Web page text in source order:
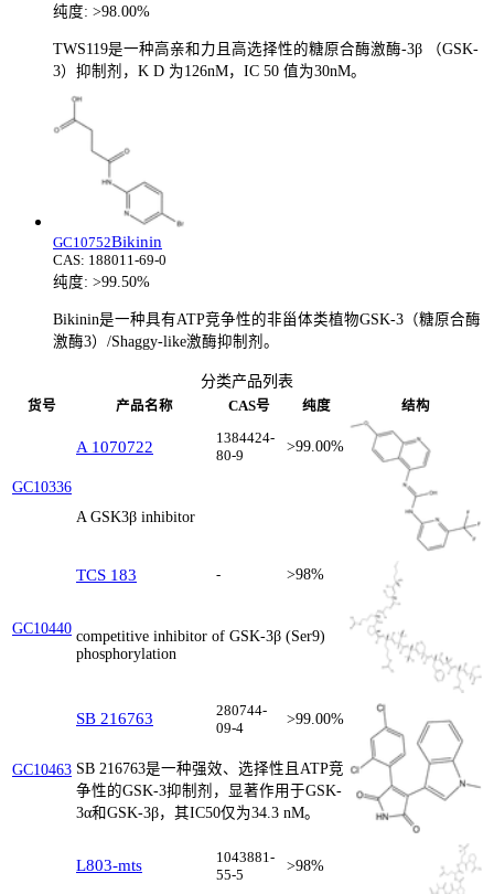
纯度: >98.00%
TWS119是一种高亲和力且高选择性的糖原合酶激酶-3β （GSK-
3）抑制剂，K D 为126nM，IC 50 值为30nM。
GC10752Bikinin
CAS: 188011-69-0
纯度: >99.50%
Bikinin是一种具有ATP竞争性的非甾体类植物GSK-3（糖原合酶
激酶3）/Shaggy-like激酶抑制剂。
分类产品列表
货号 产品名称 CAS号 纯度 结构
GC10336
A 1070722
1384424-
80-9
>99.00%
A GSK3β inhibitor
GC10440
TCS 183 - >98%
competitive inhibitor of GSK-3β (Ser9)
phosphorylation
GC10463
SB 216763
280744-
09-4
>99.00%
SB 216763是一种强效、选择性且ATP竞
争性的GSK-3抑制剂，显著作用于GSK-
3α和GSK-3β，其IC50仅为34.3 nM。
L803-mts
1043881-
55-5
>98%